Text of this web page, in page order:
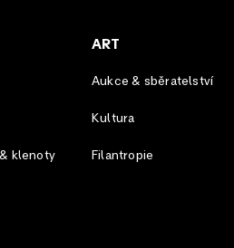
klenoty
ART
Aukce & sběratelství
Kultura
Filantropie